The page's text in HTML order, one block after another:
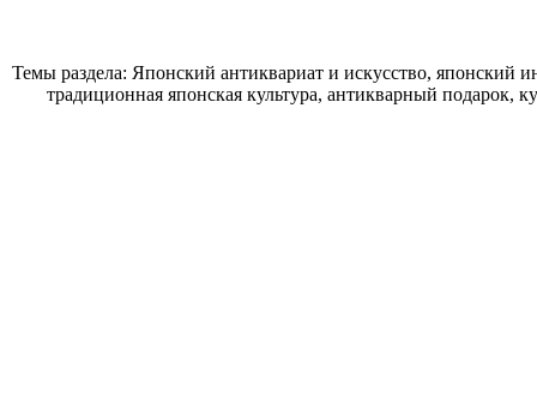
Темы раздела: Японский антиквариат и искусство, японский
традиционная японская культура, антикварный подарок,